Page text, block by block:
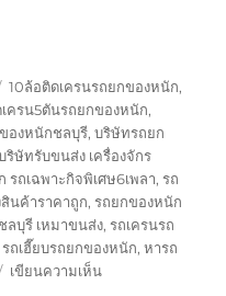
ป้าย
กำกับ
10ล้อติดเครนรถยกของหนัก,
ครน5ตันรถยกของหนัก,
องหนักชลบุรี,บริษัทรถยก
ริษัทรับขนส่ง เครื่องจักร
รถเฉพาะกิจพิเศษ6เพลา,รถ
นค้าราคาถูก,รถยกของหนัก
บุรี เหมาขนส่ง,รถเครนรถ
รถเฮี๊ยบรถยกของหนัก,หารถ
เขียนความเห็นบน